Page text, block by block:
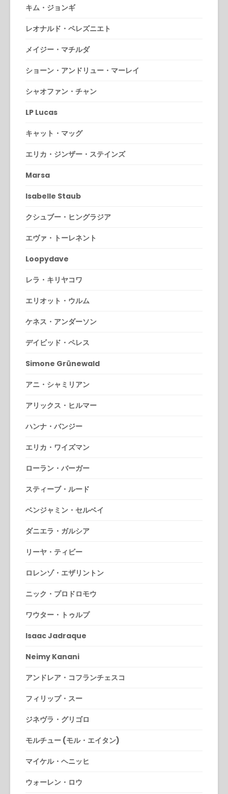
キム・ジョンギ
レオナルド・ペレズニエト
メイジー・マチルダ
ショーン・アンドリュー・マーレイ
シャオファン・チャン
LP Lucas
キャット・マッグ
エリカ・ジンザー・ステインズ
Marsa
Isabelle Staub
クシュブー・ヒングラジア
エヴァ・トーレネント
Loopydave
レラ・キリヤコワ
エリオット・ウルム
ケネス・アンダーソン
デイビッド・ペレス
Simone Grünewald
アニ・シャミリアン
アリックス・ヒルマー
ハンナ・バンジー
エリカ・ワイズマン
ローラン・バーガー
スティーブ・ルード
ベンジャミン・セルベイ
ダニエラ・ガルシア
リーヤ・ティビー
ロレンゾ・エザリントン
ニック・プロドロモウ
ワウター・トゥルプ
Isaac Jadraque
Neimy Kanani
アンドレア・コフランチェスコ
フィリップ・スー
ジネヴラ・グリゴロ
モルチュー (モル・エイタン)
マイケル・ヘニッヒ
ウォーレン・ロウ